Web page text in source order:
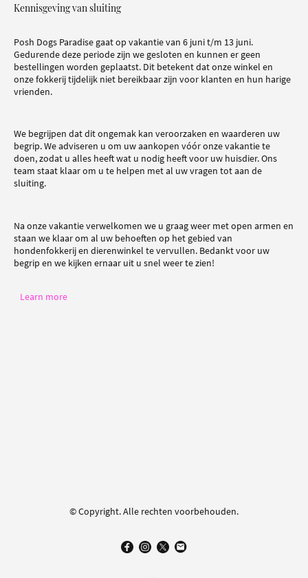
Kennisgeving van sluiting
Posh Dogs Paradise gaat op vakantie van 6 juni t/m 13 juni.
Gedurende deze periode zijn we gesloten en kunnen er geen
bestellingen worden geplaatst. Dit betekent dat onze winkel en
onze fokkerij tijdelijk niet bereikbaar zijn voor klanten en hun harige
vrienden.
We begrijpen dat dit ongemak kan veroorzaken en waarderen uw
begrip. We adviseren u om uw aankopen vóór onze vakantie te
doen, zodat u alles heeft wat u nodig heeft voor uw huisdier. Ons
team staat klaar om u te helpen met al uw vragen tot aan de
sluiting.
Na onze vakantie verwelkomen we u graag weer met open armen en
staan we klaar om al uw behoeften op het gebied van
hondenfokkerij en dierenwinkel te vervullen. Bedankt voor uw
begrip en we kijken ernaar uit u snel weer te zien!
Learn more
© Copyright. Alle rechten voorbehouden.